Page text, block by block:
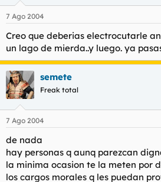
m
a
7 Ago 2004
Creo que deberias electrocutarle
un lago de mierda..y luego. ya
semete
Freak total
7 Ago 2004
de nada
hay personas q aunq parezcan
la minima ocasion te la meten por
los cargos morales q les puedan